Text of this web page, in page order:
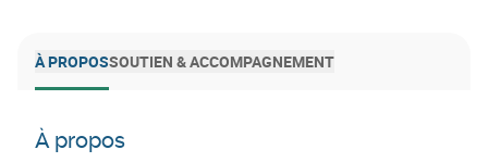
À PROPOSSOUTIEN & ACCOMPAGNEMENT
À propos